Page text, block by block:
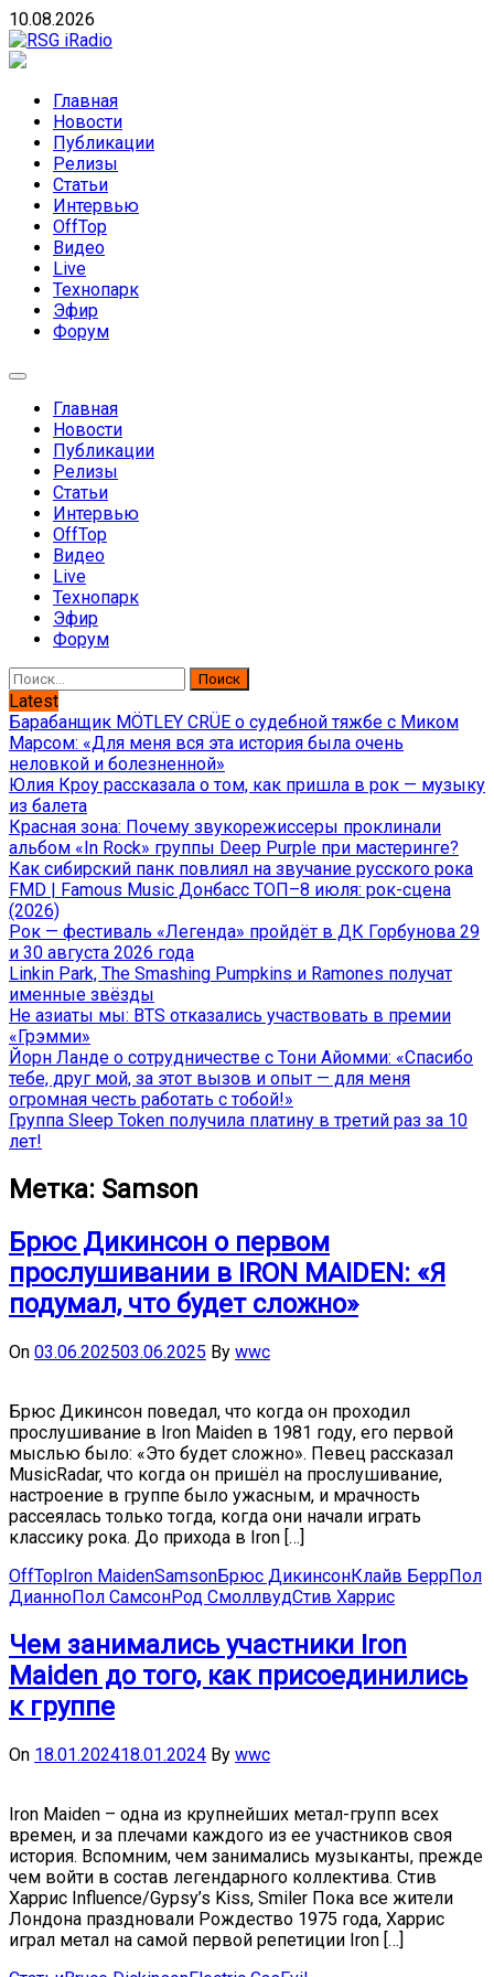
Skip
to
content
10.08.2026
направлений без возрастных ограничений
Главная
Новости
Публикации
Релизы
Статьи
Интервью
OffTop
Видео
Live
Технопарк
Эфир
Форум
Главная
Новости
Публикации
Релизы
Статьи
Интервью
OffTop
Видео
Live
Технопарк
Эфир
Форум
Найти:
Latest
Барабанщик MÖTLEY CRÜE о судебной тяжбе с Миком
Марсом: «Для меня вся эта история была очень
неловкой и болезненной»
Юлия Кроу рассказала о том, как пришла в рок — музыку
из балета
Красная зона: Почему звукорежиссеры проклинали
альбом «In Rock» группы Deep Purple при мастеринге?
Как сибирский панк повлиял на звучание русского рока
FMD | Famous Music Донбасс ТОП–8 июля: рок-сцена
(2026)
Рок — фестиваль «Легенда» пройдёт в ДК Горбунова 29
и 30 августа 2026 года
Linkin Park, The Smashing Pumpkins и Ramones получат
именные звёзды
Не азиаты мы: BTS отказались участвовать в премии
«Грэмми»
Йорн Ланде о сотрудничестве с Тони Айомми: «Спасибо
тебе, друг мой, за этот вызов и опыт — для меня
огромная честь работать с тобой!»
Группа Sleep Token получила платину в третий раз за 10
лет!
Метка: Samson
Брюс Дикинсон о первом
прослушивании в IRON MAIDEN: «Я
подумал, что будет сложно»
On 03.06.202503.06.2025 By wwc
Брюс Дикинсон поведал, что когда он проходил
прослушивание в Iron Maiden в 1981 году, его первой
мыслью было: «Это будет сложно». Певец рассказал
MusicRadar, что когда он пришёл на прослушивание,
настроение в группе было ужасным, и мрачность
рассеялась только тогда, когда они начали играть
классику рока. До прихода в Iron […]
OffTopIron MaidenSamsonБрюс ДикинсонКлайв БеррПол
ДианноПол СамсонРод СмоллвудСтив Харрис
Чем занимались участники Iron
Maiden до того, как присоединились
к группе
On 18.01.202418.01.2024 By wwc
Iron Maiden – одна из крупнейших метал-групп всех
времен, и за плечами каждого из ее участников своя
история. Вспомним, чем занимались музыканты, прежде
чем войти в состав легендарного коллектива. Стив
Харрис Influence/Gypsy’s Kiss, Smiler Пока все жители
Лондона праздновали Рождество 1975 года, Харрис
играл метал на самой первой репетиции Iron […]